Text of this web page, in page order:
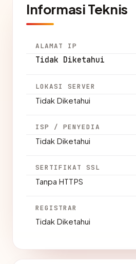
Informasi Teknis
ALAMAT IP
Tidak Diketahui
LOKASI SERVER
Tidak Diketahui
ISP / PENYEDIA
Tidak Diketahui
SERTIFIKAT SSL
Tanpa HTTPS
REGISTRAR
Tidak Diketahui